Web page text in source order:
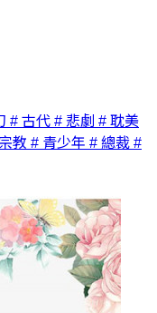
# 古代 # 悲劇 # 耽美
教 # 青少年 # 總裁 #